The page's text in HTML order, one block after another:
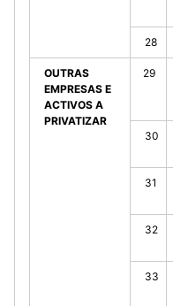
28
OUTRAS
EMPRESAS E
ACTIVOS A
PRIVATIZAR
29
30
31
32
33